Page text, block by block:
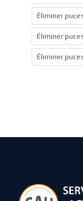
Éliminer
Éliminer
Éliminer